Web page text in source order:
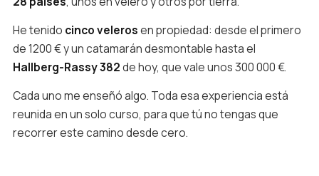
He tenido cinco velerosen propiedad: desde el primero
de 1200 € y un catamarán desmontable hasta el
Hallberg-Rassy 382de hoy, que vale unos 300 000 €.
Cada uno me enseñó algo. Toda esa experiencia está
reunida en un solo curso, para que tú no tengas que
recorrer este camino desde cero.